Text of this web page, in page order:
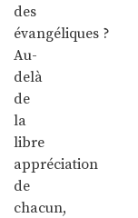
des
évangéliques ?
Au-
delà
de
la
libre
appréciation
de
chacun,